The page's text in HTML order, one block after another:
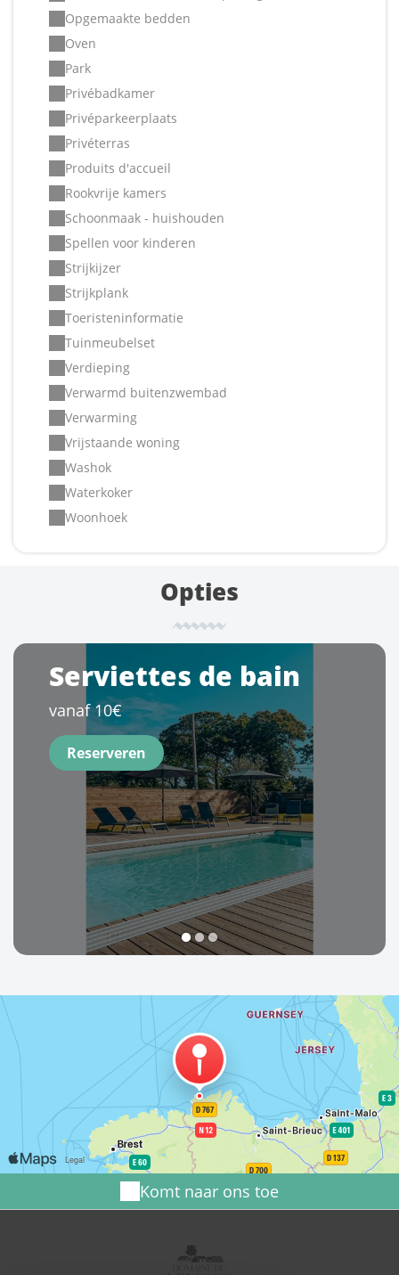
Opgemaakte bedden
Oven
Park
Privébadkamer
Privéparkeerplaats
Privéterras
Produits d'accueil
Rookvrije kamers
Schoonmaak - huishouden
Spellen voor kinderen
Strijkijzer
Strijkplank
Toeristeninformatie
Tuinmeubelset
Verdieping
Verwarmd buitenzwembad
Verwarming
Vrijstaande woning
Washok
Waterkoker
Woonhoek
Opties
Serviettes de bain
vanaf 10€
Reserveren
1 2 3
Komt naar ons toe